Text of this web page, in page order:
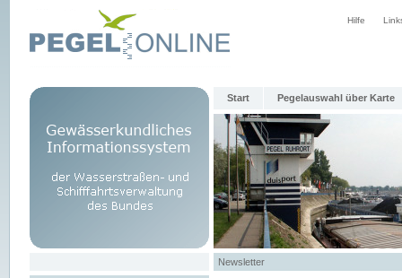
Hilfe
Start Pegelauswahl über Karte
Newsletter